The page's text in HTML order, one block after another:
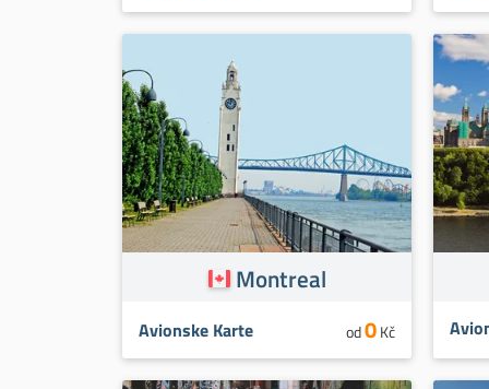
Montreal
Avionske Karte od0Kč